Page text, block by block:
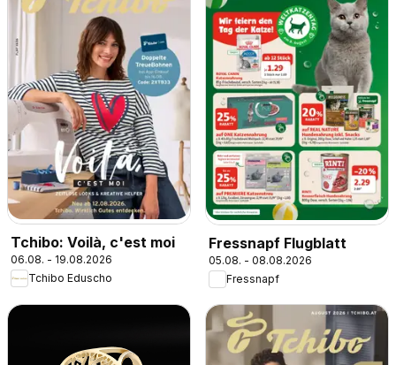
Tchibo: Voilà, c'est moi
06.08. - 19.08.2026
Tchibo Eduscho
Fressnapf Flugblatt
05.08. - 08.08.2026
Fressnapf